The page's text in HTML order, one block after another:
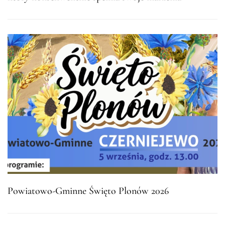
Powiatowo-Gminne Święto Plonów 2026